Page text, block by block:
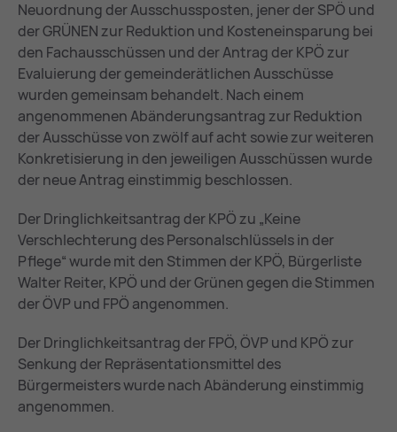
Neuordnung der Ausschussposten, jener der SPÖ und
der GRÜNEN zur Reduktion und Kosteneinsparung bei
den Fachausschüssen und der Antrag der KPÖ zur
Evaluierung der gemeinderätlichen Ausschüsse
wurden gemeinsam behandelt. Nach einem
angenommenen Abänderungsantrag zur Reduktion
der Ausschüsse von zwölf auf acht sowie zur weiteren
Konkretisierung in den jeweiligen Ausschüssen wurde
der neue Antrag einstimmig beschlossen.
Der Dringlichkeitsantrag der KPÖ zu „Keine
Verschlechterung des Personalschlüssels in der
Pflege“ wurde mit den Stimmen der KPÖ, Bürgerliste
Walter Reiter, KPÖ und der Grünen gegen die Stimmen
der ÖVP und FPÖ angenommen.
Der Dringlichkeitsantrag der FPÖ, ÖVP und KPÖ zur
Senkung der Repräsentationsmittel des
Bürgermeisters wurde nach Abänderung einstimmig
angenommen.